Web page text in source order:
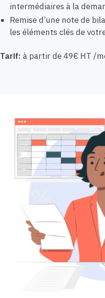
intermédiaires à la
Remise d’une note de
les éléments clés de
Tarif: à partir de 49€ HT /